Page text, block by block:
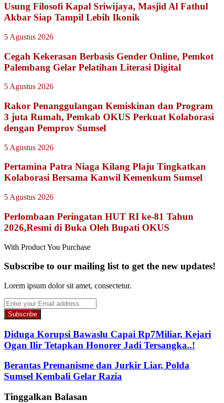
Usung Filosofi Kapal Sriwijaya, Masjid Al Fathul
Akbar Siap Tampil Lebih Ikonik
5 Agustus 2026
Cegah Kekerasan Berbasis Gender Online, Pemkot
Palembang Gelar Pelatihan Literasi Digital
5 Agustus 2026
Rakor Penanggulangan Kemiskinan dan Program
3 juta Rumah, Pemkab OKUS Perkuat Kolaborasi
dengan Pemprov Sumsel
5 Agustus 2026
Pertamina Patra Niaga Kilang Plaju Tingkatkan
Kolaborasi Bersama Kanwil Kemenkum Sumsel
5 Agustus 2026
Perlombaan Peringatan HUT RI ke-81 Tahun
2026,Resmi di Buka Oleh Bupati OKUS
With Product You Purchase
Subscribe to our mailing list to get the new updates!
Lorem ipsum dolor sit amet, consectetur.
Enter
your
Email
address
Diduga Korupsi Bawaslu Capai Rp7Miliar, Kejari
Ogan Ilir Tetapkan Honorer Jadi Tersangka..!
Berantas Premanisme dan Jurkir Liar, Polda
Sumsel Kembali Gelar Razia
Tinggalkan Balasan